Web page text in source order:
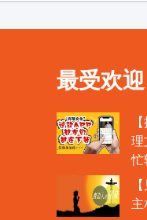
最受欢迎
理
忙